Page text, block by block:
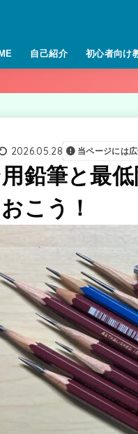
自己紹介 初心者向け
2026.05.28 当ページには
鉛筆と最
こう！